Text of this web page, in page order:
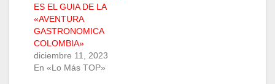
ES EL GUIA DE LA
«AVENTURA
GASTRONOMICA
COLOMBIA»
diciembre 11, 2023
En «Lo Más TOP»